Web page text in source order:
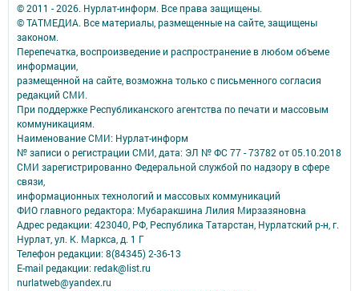
© 2011 - 2026. Нурлат-⁠информ. Все права защищены.
© ТАТМЕДИА. Все материалы, размещенные на сайте, защищены
законом.
Перепечатка, воспроизведение и распространение в любом объеме
информации,
размещенной на сайте, возможна только с письменного согласия
редакций СМИ.
При поддержке Республиканского агентства по печати и массовым
коммуникациям.
Наименование СМИ: Нурлат-⁠информ
№ записи о регистрации СМИ, дата: ЭЛ № ФС 77 -⁠ 73782 от 05.10.2018
СМИ зарегистрированно Федеральной службой по надзору в сфере
связи,
информационных технологий и массовых коммуникаций
ФИО главного редактора: Мубаракшина Лилия Мирзазяновна
Адрес редакции: 423040, РФ, Республика Татарстан, Нурлатский р-н, г.
Нурлат, ул. К. Маркса, д. 1 Г
Телефон редакции: 8(84345) 2-36-13
E-mail редакции: redak@list.ru
nurlatweb@yandex.ru